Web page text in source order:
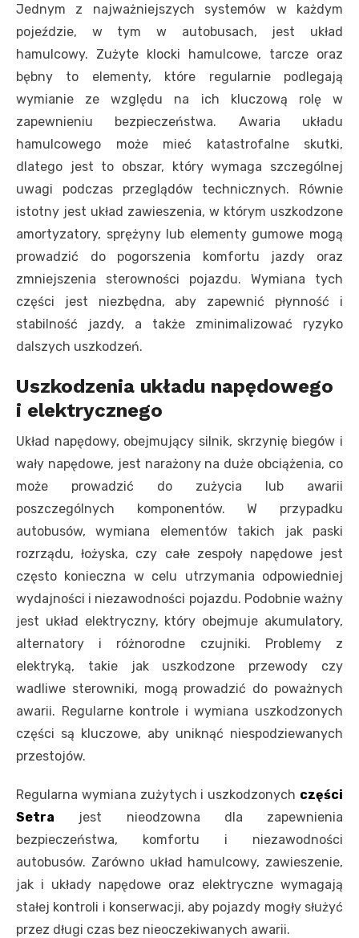
Jednym z najważniejszych systemów w każdym
pojeździe, w tym w autobusach, jest układ
hamulcowy. Zużyte klocki hamulcowe, tarcze oraz
bębny to elementy, które regularnie podlegają
wymianie ze względu na ich kluczową rolę w
zapewnieniu bezpieczeństwa. Awaria układu
hamulcowego może mieć katastrofalne skutki,
dlatego jest to obszar, który wymaga szczególnej
uwagi podczas przeglądów technicznych. Równie
istotny jest układ zawieszenia, w którym uszkodzone
amortyzatory, sprężyny lub elementy gumowe mogą
prowadzić do pogorszenia komfortu jazdy oraz
zmniejszenia sterowności pojazdu. Wymiana tych
części jest niezbędna, aby zapewnić płynność i
stabilność jazdy, a także zminimalizować ryzyko
dalszych uszkodzeń.
Uszkodzenia układu napędowego
i elektrycznego
Układ napędowy, obejmujący silnik, skrzynię biegów i
wały napędowe, jest narażony na duże obciążenia, co
może prowadzić do zużycia lub awarii
poszczególnych komponentów. W przypadku
autobusów, wymiana elementów takich jak paski
rozrządu, łożyska, czy całe zespoły napędowe jest
często konieczna w celu utrzymania odpowiedniej
wydajności i niezawodności pojazdu. Podobnie ważny
jest układ elektryczny, który obejmuje akumulatory,
alternatory i różnorodne czujniki. Problemy z
elektryką, takie jak uszkodzone przewody czy
wadliwe sterowniki, mogą prowadzić do poważnych
awarii. Regularne kontrole i wymiana uszkodzonych
części są kluczowe, aby uniknąć niespodziewanych
przestojów.
Regularna wymiana zużytych i uszkodzonych części
Setra jest nieodzowna dla zapewnienia
bezpieczeństwa, komfortu i niezawodności
autobusów. Zarówno układ hamulcowy, zawieszenie,
jak i układy napędowe oraz elektryczne wymagają
stałej kontroli i konserwacji, aby pojazdy mogły służyć
przez długi czas bez nieoczekiwanych awarii.